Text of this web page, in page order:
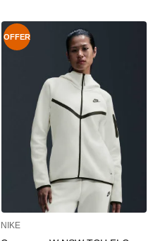
OFFER
NIKE